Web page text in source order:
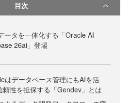
目次
ータを一体化する「Oracle AI
26ai」登場
はデータベース管理にもAIを活
性を担保する「Gendev」とは